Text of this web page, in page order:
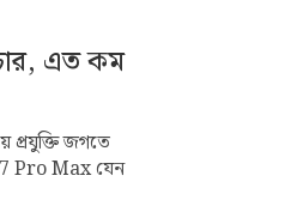
এত কম
প্রযুক্তি জগতে
Pro Max যেন